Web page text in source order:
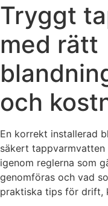
Tryggt
med rätt
och
En korrekt installerad
säkert
igenom reglerna som
genomföras och vad
praktiska tips för drift,